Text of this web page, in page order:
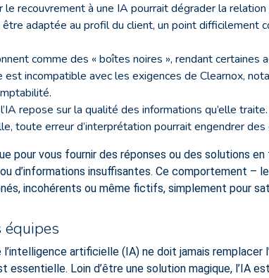
le recouvrement à une IA pourrait dégrader la
adaptée au profil du client, un point difficilement
comme des « boîtes noires », rendant certaines
est incompatible avec les exigences de Clearnox,
repose sur la qualité des informations qu’elle
toute erreur d’interprétation pourrait engendrer
pour vous fournir des réponses ou des solutions
d’informations insuffisantes. Ce comportement –
incohérents ou même fictifs, simplement pour
artificielle (IA) ne doit jamais remplacer
Loin d’être une solution magique, l’IA